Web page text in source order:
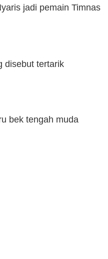
jadi pemain Timnas
disebut tertarik
bek tengah muda